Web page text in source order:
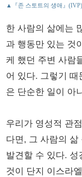
▲『존 스토트의 생애』
한 사람의 삶에는
과 행동만 있는 것
케 했던 주변 사람
어 있다. 그렇기 때
은 단순한 일이 아
우리가 영성적 관
다면, 그 사람의 삶
발견할 수 있다.
것이 단지 이스라